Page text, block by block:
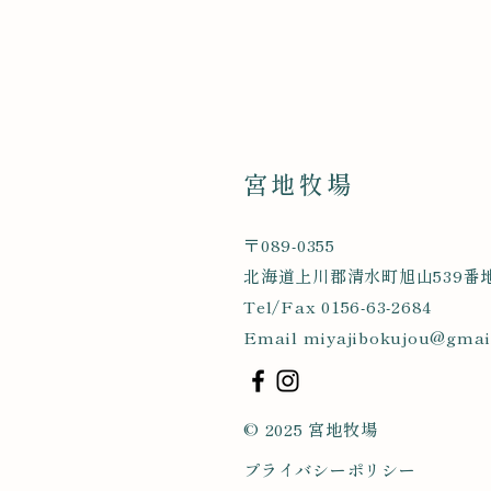
宮地牧場
〒089-0355
北海道上川郡清水町旭山539番
Tel/Fax 0156-63-2684
Email
© 2025 宮地牧場
プライバシーポリシー